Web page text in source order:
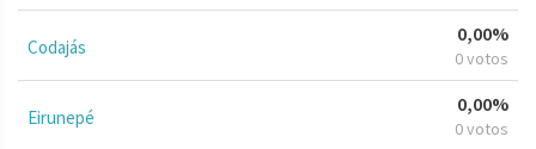
Codajás
0,00%
0 votos
Eirunepé
0,00%
0 votos